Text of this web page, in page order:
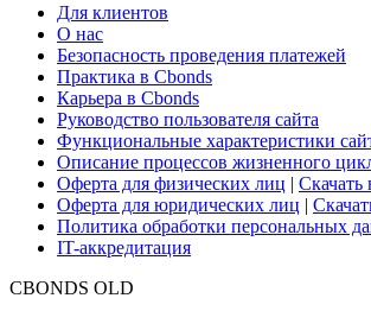
Для клиентов
О нас
Безопасность проведения платежей
Практика в Cbonds
Карьера в Cbonds
Руководство пользователя сайта
Функциональные характеристики
Описание процессов жизненного
Оферта для физических лиц | Скачать
Оферта для юридических лиц |
Политика обработки персональных
IT-аккредитация
CBONDS OLD